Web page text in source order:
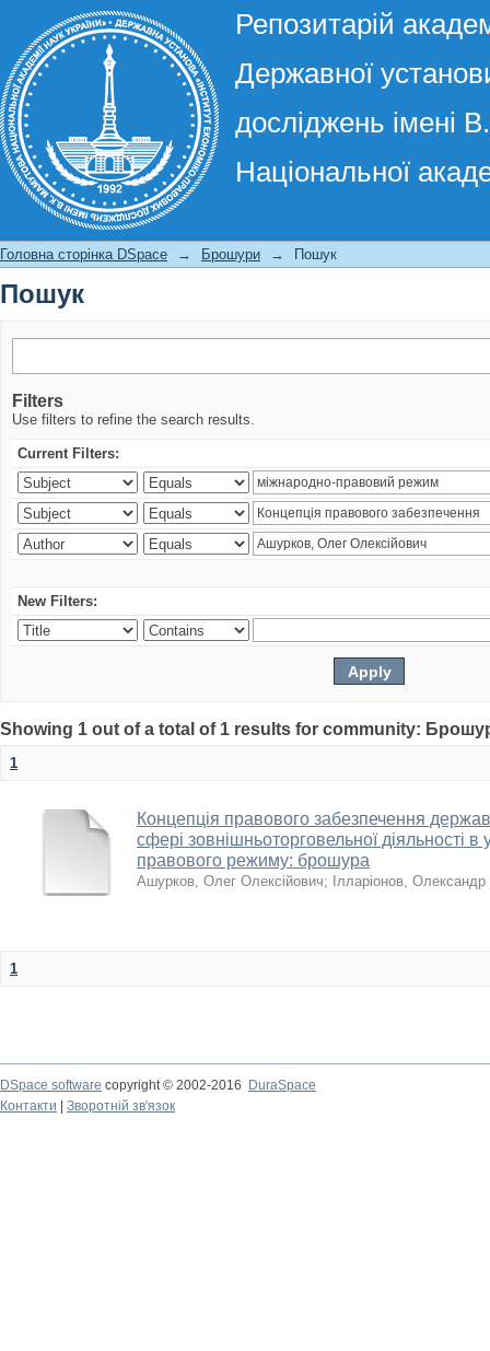
Репозитарій
Державної
досліджень імені
Національної
Пошук
Головна сторінка DSpace → Брошури → Пошук
Пошук
Filters
Use filters to refine the search results.
Current Filters:
New Filters:
Showing 1 out of a total of 1 results for community:
1
Концепція правового забезпечення
сфері зовнішньоторговельної діяльності в
правового режиму: брошура
Ашурков, Олег Олексійович; Ілларіонов,
1
DSpace software copyright © 2002-2016
DuraSpace
Контакти
Зворотній зв'язок